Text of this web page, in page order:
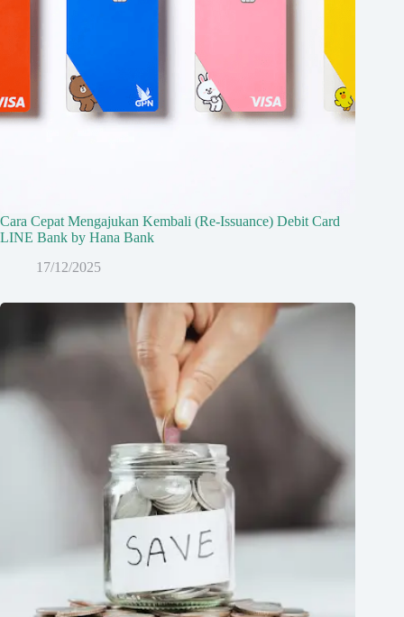
Cara Cepat Mengajukan Kembali (Re-Issuance) Debit Card
LINE Bank by Hana Bank
17/12/2025